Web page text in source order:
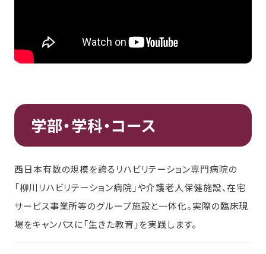
学部・学科・コース
西日本有数の規模を誇るリハビリテーション専門病院の
「柳川リハビリテーション病院」や介護老人保健施設、在宅
サービス事業所等のグループ施設と一体化。実際の臨床現
場をキャンパスに「生きた教育」を実践します。